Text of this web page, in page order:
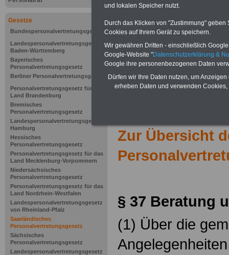
Gesetze
Bundespersonalvertretungsgesetz
Landespersonalvertretungsgesetz
Baden-Württemberg
Bayerisches
Personalvertretungsgesetz
Berliner Personalvertretungsgesetz
Personalvertretungsgesetz für das
Land Brandenburg
Bremisches
Personalvertretungsgesetz
Landespersonalvertretungsgesetz
Hamburg
Hessisches
Personalvertretungsgesetz
Personalvertretungsgesetz für das
Land Mecklenburg-Vorpommern
Niedersächsisches
Personalvertretungsgesetz
Personalvertretungsgesetz für das
Land Nordrhein-Westfalen
Landespersonalvertretungsgesetz
von Rheinland-Pfalz
Saarländisches
Personalvertretungsgesetz
Sächsisches
Personalvertretungsgesetz
Landespersonalvertretungsgesetz
Zur Übersicht
§ 37 Beratung
(1) Über die
und lokalen Speicher nutzt.
Durch das Klicken von "Zustimmung"
Cookies auf Ihrem Gerät zu speichern.
Wir gewähren Dritten - einschließlich
Google-Website "Datenschutzerklärung &
Google ihre personenbezogenen Daten
Dürfen wir Ihre Daten nutzen, um
erheben Daten und verwenden